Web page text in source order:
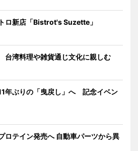
ロ新店「Bistrot's Suzette」
湾料理や雑貨通じ文化に親しむ
年ぶりの「曳戻し」へ 記念イベン
ロテイン発売へ 自動車パーツから異